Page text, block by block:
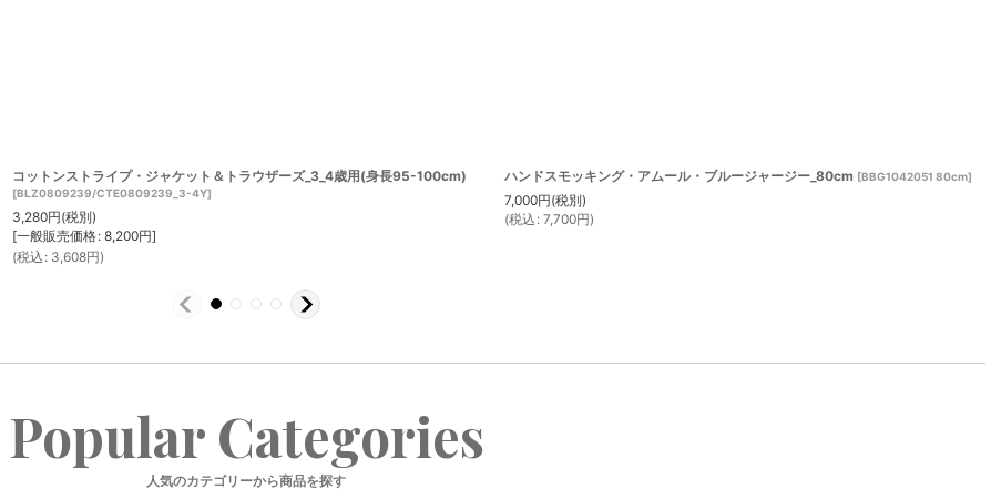
コットンストライプ・ジャケット＆トラウザーズ_3_4歳用(身長95-100cm)
[BLZ0809239/CTE0809239_3-4Y]
3,280円(税別)
[一般販売価格: 8,200円]
(税込 : 3,608円)
ハンドスモッキング・アムール・ブルージャージー_80cm [BBG1042051 80cm]
7,000円(税別)
(税込 : 7,700円)
Popular Categories
人気のカテゴリーから商品を探す